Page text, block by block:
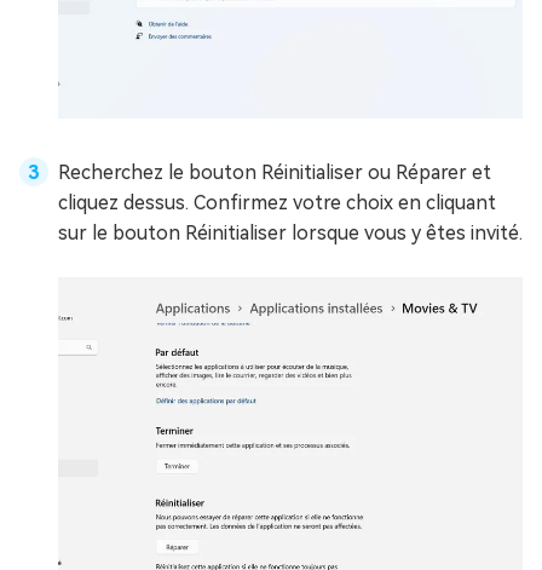
Recherchez le bouton Réinitialiser ou Réparer et
cliquez dessus. Confirmez votre choix en cliquant
sur le bouton Réinitialiser lorsque vous y êtes invité.